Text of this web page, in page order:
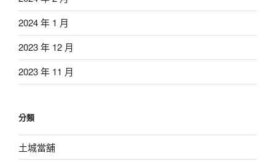
2024 年 1 月
2023 年 12 月
2023 年 11 月
分類
土城當舖